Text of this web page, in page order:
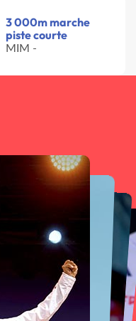
3 000m marche
piste courte
MIM -